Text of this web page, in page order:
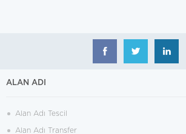
ALAN ADI
Alan Adı Tescil
Alan Adı Transfer